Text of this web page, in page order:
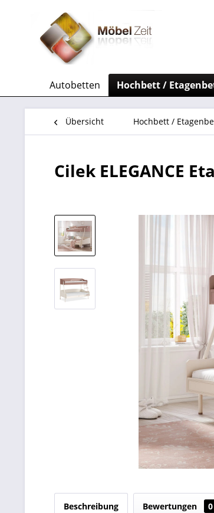
Autobetten Hochbett /
Übersicht Hochbett /
Cilek ELEGANCE
Beschreibung Bewertungen 0